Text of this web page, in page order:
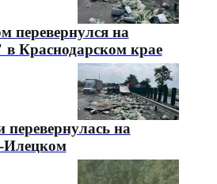
перевернулся на
в Краснодарском крае
перевернулась на
Илецком